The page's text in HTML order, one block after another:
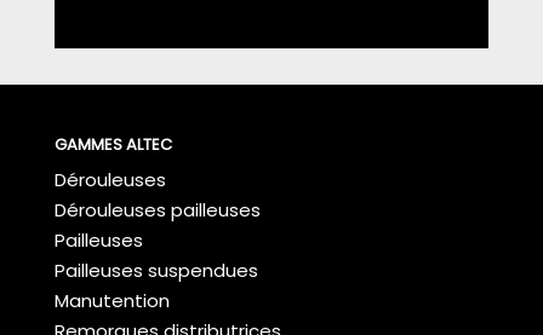
GAMMES ALTEC
Dérouleuses
Dérouleuses pailleuses
Pailleuses
Pailleuses suspendues
Manutention